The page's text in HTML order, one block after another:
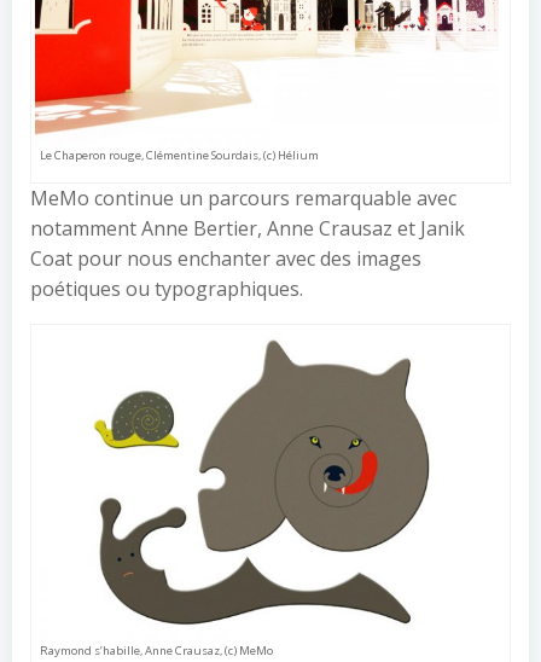
Le Chaperon rouge, Clémentine Sourdais, (c) Hélium
MeMo continue un parcours remarquable avec
notamment Anne Bertier, Anne Crausaz et Janik
Coat pour nous enchanter avec des images
poétiques ou typographiques.
Raymond s’habille, Anne Crausaz, (c) MeMo